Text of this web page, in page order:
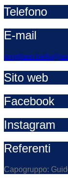
Telefono
E-mail
Sito web
Facebook
Instagram
Referenti
Capogruppo: